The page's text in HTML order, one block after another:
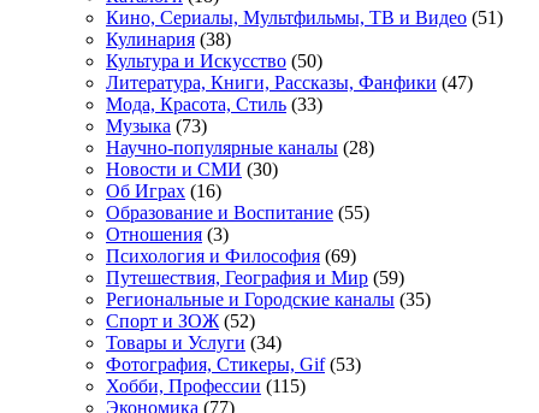
Кино, Сериалы, Мультфильмы, ТВ и Видео (51)
Кулинария (38)
Культура и Искусство (50)
Литература, Книги, Рассказы, Фанфики (47)
Мода, Красота, Стиль (33)
Музыка (73)
Научно-популярные каналы (28)
Новости и СМИ (30)
Об Играх (16)
Образование и Воспитание (55)
Отношения (3)
Психология и Философия (69)
Путешествия, География и Мир (59)
Региональные и Городские каналы (35)
Спорт и ЗОЖ(52)
Товары и Услуги (34)
Фотография, Стикеры, Gif(53)
Хобби, Профессии (115)
Экономика (77)